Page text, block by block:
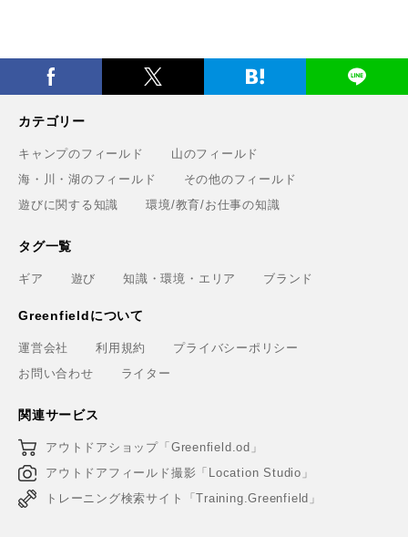
カテゴリー
キャンプのフィールド
山のフィールド
海・川・湖のフィールド
その他のフィールド
遊びに関する知識
環境/教育/お仕事の知識
タグ一覧
ギア 遊び 知識・環境・エリア ブランド
Greenfieldについて
運営会社 利用規約
プライバシーポリシー
お問い合わせ
ライター
関連サービス
アウトドアショップ「Greenfield.od」
アウトドアフィールド撮影「Location Studio」
トレーニング検索サイト「Training.Greenfield」